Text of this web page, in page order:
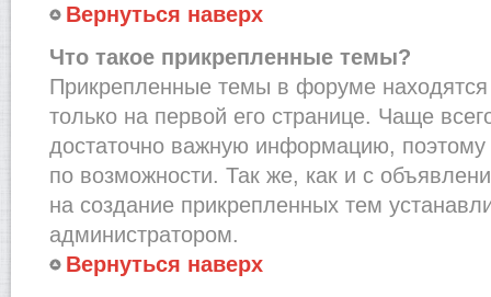
Вернуться наверх
Что такое прикрепленные темы?
Прикрепленные темы в форуме
только на первой его странице. Чаще
достаточно важную информацию,
по возможности. Так же, как и с
на создание прикрепленных тем
администратором.
Вернуться наверх